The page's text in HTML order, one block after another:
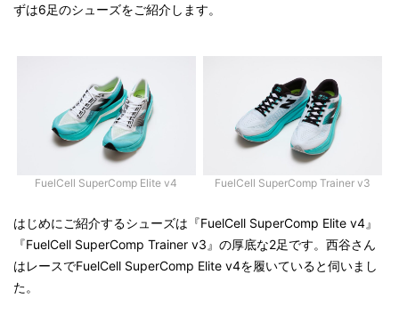
ずは6足のシューズをご紹介します。
FuelCell SuperComp Elite v4 FuelCell SuperComp Trainer v3
はじめにご紹介するシューズは『FuelCell SuperComp Elite v4』
『FuelCell SuperComp Trainer v3』の厚底な2足です。西谷さん
はレースでFuelCell SuperComp Elite v4を履いていると伺いまし
た。